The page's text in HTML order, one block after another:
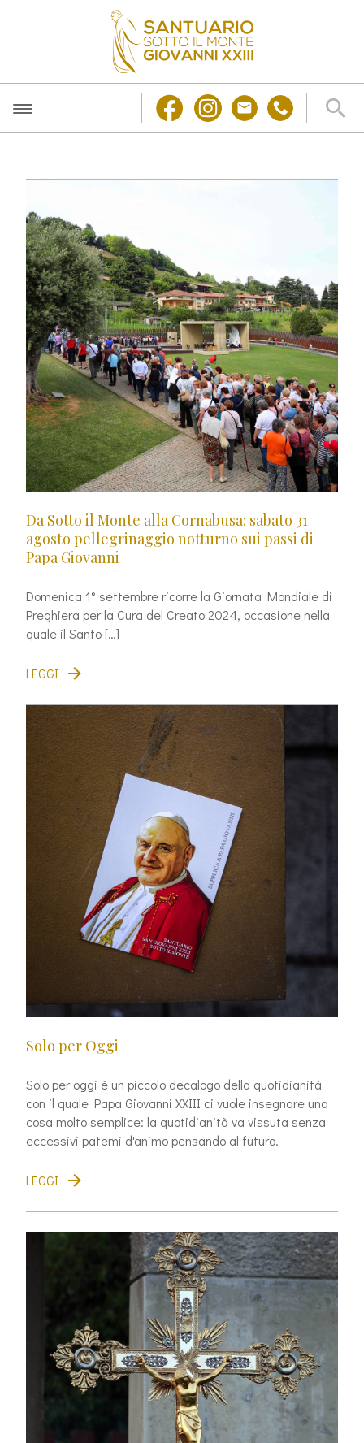
Da Sotto il Monte alla Cornabusa: sabato 31
agosto pellegrinaggio notturno sui passi di
Papa Giovanni
Domenica 1° settembre ricorre la Giornata Mondiale di
Preghiera per la Cura del Creato 2024, occasione nella
quale il Santo […]
LEGGI
Solo per Oggi
Solo per oggi è un piccolo decalogo della quotidianità
con il quale Papa Giovanni XXIII ci vuole insegnare una
cosa molto semplice: la quotidianità va vissuta senza
eccessivi patemi d'animo pensando al futuro.
LEGGI